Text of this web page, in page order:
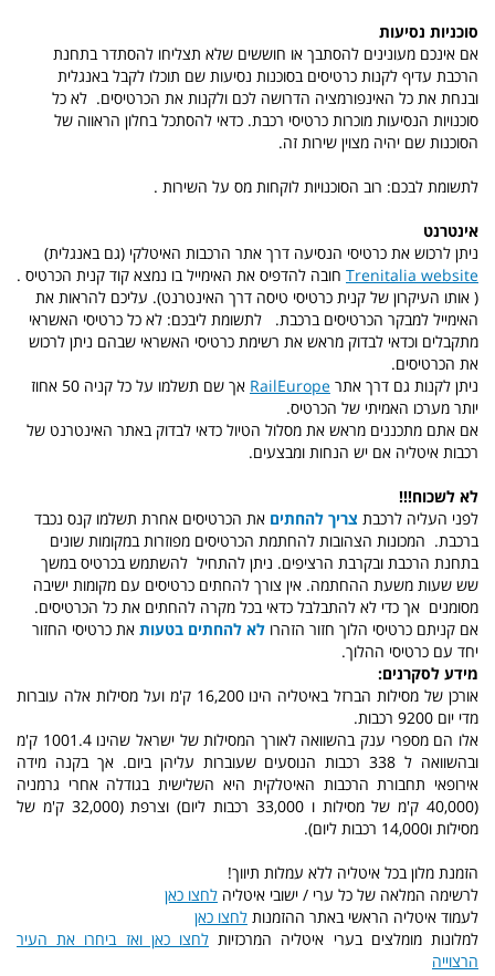
סוכניות נסיעות
אם אינכם מעונינים להסתבך או חוששים שלא תצליחו להסתדר בתחנת
הרכבת עדיף לקנות כרטיסים בסוכנות נסיעות שם תוכלו לקבל באנגלית
ובנחת את כל האינפורמציה הדרושה לכם ולקנות את הכרטיסים. לא כל
סוכנויות הנסיעות מוכרות כרטיסי רכבת. כדאי להסתכל בחלון הראווה של
הסוכנות שם יהיה מצוין שירות זה.
לתשומת לבכם: רוב הסוכנויות לוקחות מס על השירות .
אינטרנט
ניתן לרכוש את כרטיסי הנסיעה דרך אתר הרכבות האיטלקי (גם באנגלית)
Trenitalia website חובה להדפיס את האימייל בו נמצא קוד קנית הכרטיס .
( אותו העיקרון של קנית כרטיסי טיסה דרך האינטרנט). עליכם להראות את
האימייל למבקר הכרטיסים ברכבת.
לתשומת ליבכם: לא כל כרטיסי האשראי
מתקבלים וכדאי לבדוק מראש את רשימת כרטיסי האשראי שבהם ניתן לרכוש
את הכרטיסים.
ניתן לקנות גם דרך אתר RailEurope
אך שם תשלמו על כל קניה 50 אחוז
יותר מערכו האמיתי של הכרטיס.
אם אתם מתכננים מראש את מסלול הטיול כדאי לבדוק באתר האינטרנט של
רכבות איטליה אם יש הנחות ומבצעים.
לא לשכוח!!!
לפני העליה לרכבת צריך להחתים את הכרטיסים אחרת תשלמו קנס נכבד
ברכבת. המכונות הצהובות להחתמת הכרטיסים מפוזרות במקומות שונים
בתחנת הרכבת ובקרבת הרציפים. ניתן להתחיל להשתמש בכרטיס במשך
שש שעות משעת ההחתמה. אין צורך להחתים כרטיסים עם מקומות ישיבה
מסומנים אך כדי לא להתבלבל כדאי בכל מקרה להחתים את כל הכרטיסים.
אם קניתם כרטיסי הלוך חזור הזהרו לא להחתים בטעות את כרטיסי החזור
יחד עם כרטיסי ההלוך.
מידע לסקרנים:
אורכן של מסילות הברזל באיטליה הינו 16,200 ק'מ ועל מסילות אלה עוברות
מדי יום 9200 רכבות.
אלו הם מספרי ענק בהשוואה לאורך המסילות של ישראל שהינו 1001.4 ק'מ
ובהשוואה ל 338 רכבות הנוסעים שעוברות עליהן ביום. אך בקנה מידה
אירופאי תחבורת הרכבות האיטלקית היא השלישית בגודלה אחרי גרמניה
(40,000 ק'מ של מסילות ו 33,000 רכבות ליום) וצרפת (32,000 ק'מ של
מסילות ו14,000 רכבות ליום).
הזמנת מלון בכל איטליה ללא עמלות תיווך!
לרשימה המלאה של כל ערי / ישובי איטליה לחצו כאן
לעמוד איטליה הראשי באתר ההזמנות לחצו כאן
למלונות מומלצים בערי איטליה המרכזיות לחצו כאן ואז ביחרו את העיר
הרצוייה